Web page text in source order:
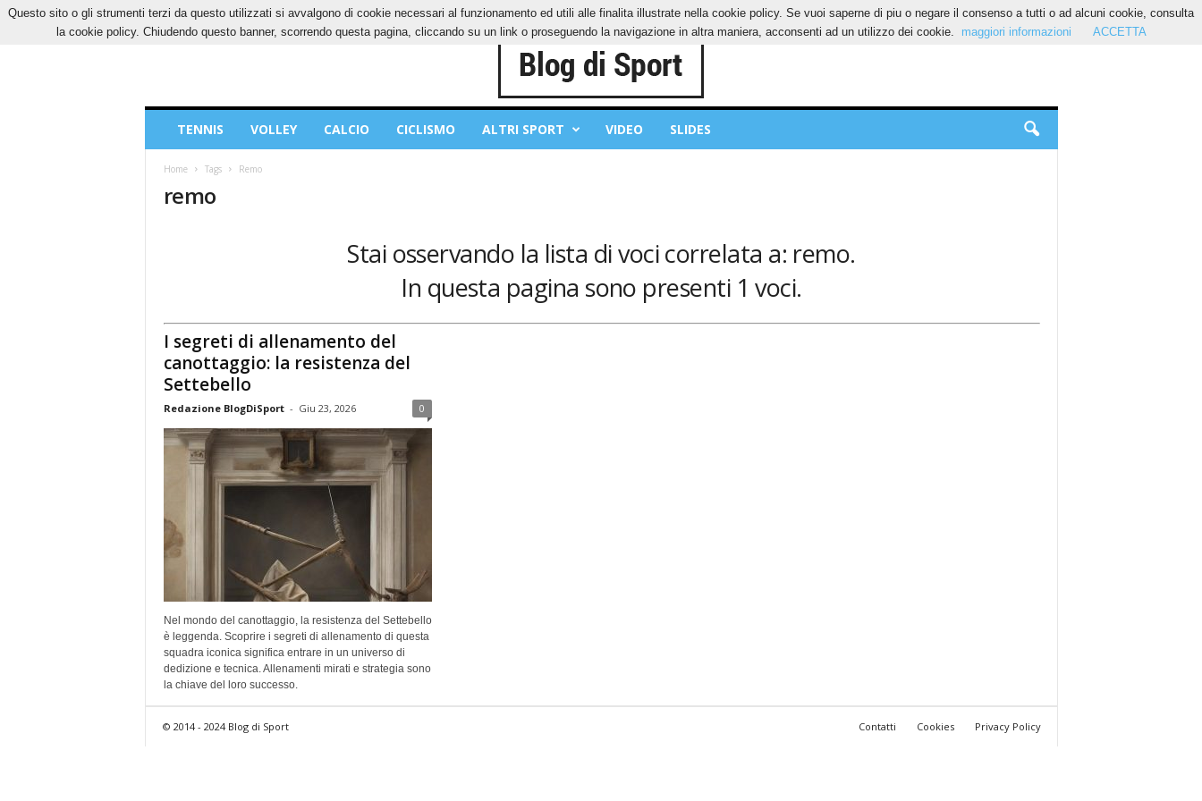
VENERDÌ, 7 AGOSTO 2026 CONTATTI COOKIES PRIVACY POLICY
Sport
TENNIS VOLLEY CALCIO CICLISMO ALTRI SPORT VIDEO SLIDES
Home Tags Remo
remo
Stai osservando la lista di voci correlata a: remo.
In questa pagina sono presenti 1 voci.
I segreti di allenamento del
canottaggio: la resistenza del
Settebello
Redazione BlogDiSport - Giu 23, 2026 0
Nel mondo del canottaggio, la resistenza del Settebello
è leggenda. Scoprire i segreti di allenamento di questa
squadra iconica significa entrare in un universo di
dedizione e tecnica. Allenamenti mirati e strategia sono
la chiave del loro successo.
Contatti Cookies Privacy Policy
© 2014 - 2024 Blog di Sport
Questo sito o gli strumenti terzi da questo utilizzati si avvalgono di cookie necessari al funzionamento ed utili alle finalita illustrate nella cookie policy. Se vuoi saperne di piu o negare il consenso a tutti o ad alcuni cookie, consulta
la cookie policy. Chiudendo questo banner, scorrendo questa pagina, cliccando su un link o proseguendo la navigazione in altra maniera, acconsenti ad un utilizzo dei cookie.
maggiori informazioni ACCETTA